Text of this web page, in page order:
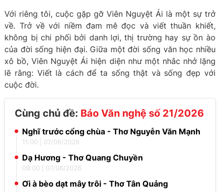
Với riêng tôi, cuộc gặp gỡ Viên Nguyệt Ái là một sự trở
về. Trở về với niềm đam mê đọc và viết thuần khiết,
không bị chi phối bởi danh lợi, thị trường hay sự ồn ào
của đời sống hiện đại. Giữa một đời sống văn học nhiều
xô bồ, Viên Nguyệt Ái hiện diện như một nhắc nhở lặng
lẽ rằng: Viết là cách để ta sống thật và sống đẹp với
cuộc đời.
Cùng chủ đề: Báo Văn nghệ số 21/2026
Nghĩ trước cổng chùa - Thơ Nguyễn Văn Mạnh
11:00 07/06/2026
Dạ Hương - Thơ Quang Chuyền
09:00 07/06/2026
Ơi à bèo dạt mây trôi - Thơ Tân Quảng